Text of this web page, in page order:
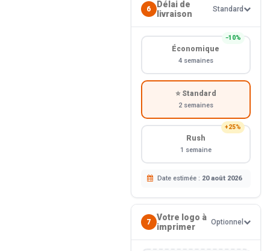
6
Délai de
livraison
Standard
−10%
Économique
4 semaines
⭐ Standard
2 semaines
+25%
Rush
1 semaine
Date estimée : 20 août 2026
7
Votre logo à
imprimer
Optionnel